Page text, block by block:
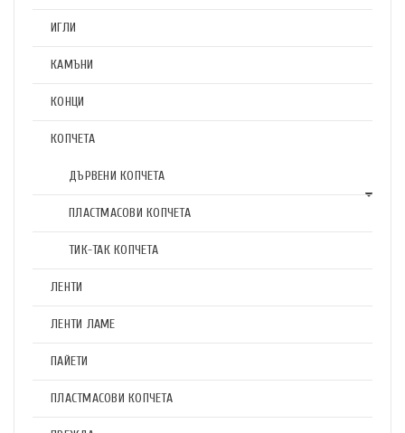
ИГЛИ
КАМЪНИ
КОНЦИ
КОПЧЕТА
ДЪРВЕНИ КОПЧЕТА
ПЛАСТМАСОВИ КОПЧЕТА
ТИК-ТАК КОПЧЕТА
ЛЕНТИ
ЛЕНТИ ЛАМЕ
ПАЙЕТИ
ПЛАСТМАСОВИ КОПЧЕТА